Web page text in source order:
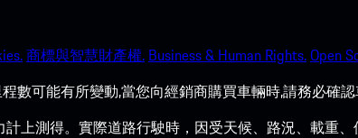
商標與智慧財產權. Business & Human Rights.Open
可能有所變動,當您向經銷商購買車輛時,請務必確認
上測得。實際道路行駛時，因受天候、路況、載重